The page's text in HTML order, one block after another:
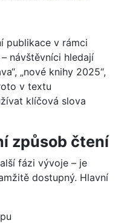
publikace v rámci
návštěvníci hledají
„nové knihy 2025“,
v textu
klíčová slova
způsob čtení
fázi vývoje – je
dostupný. Hlavní